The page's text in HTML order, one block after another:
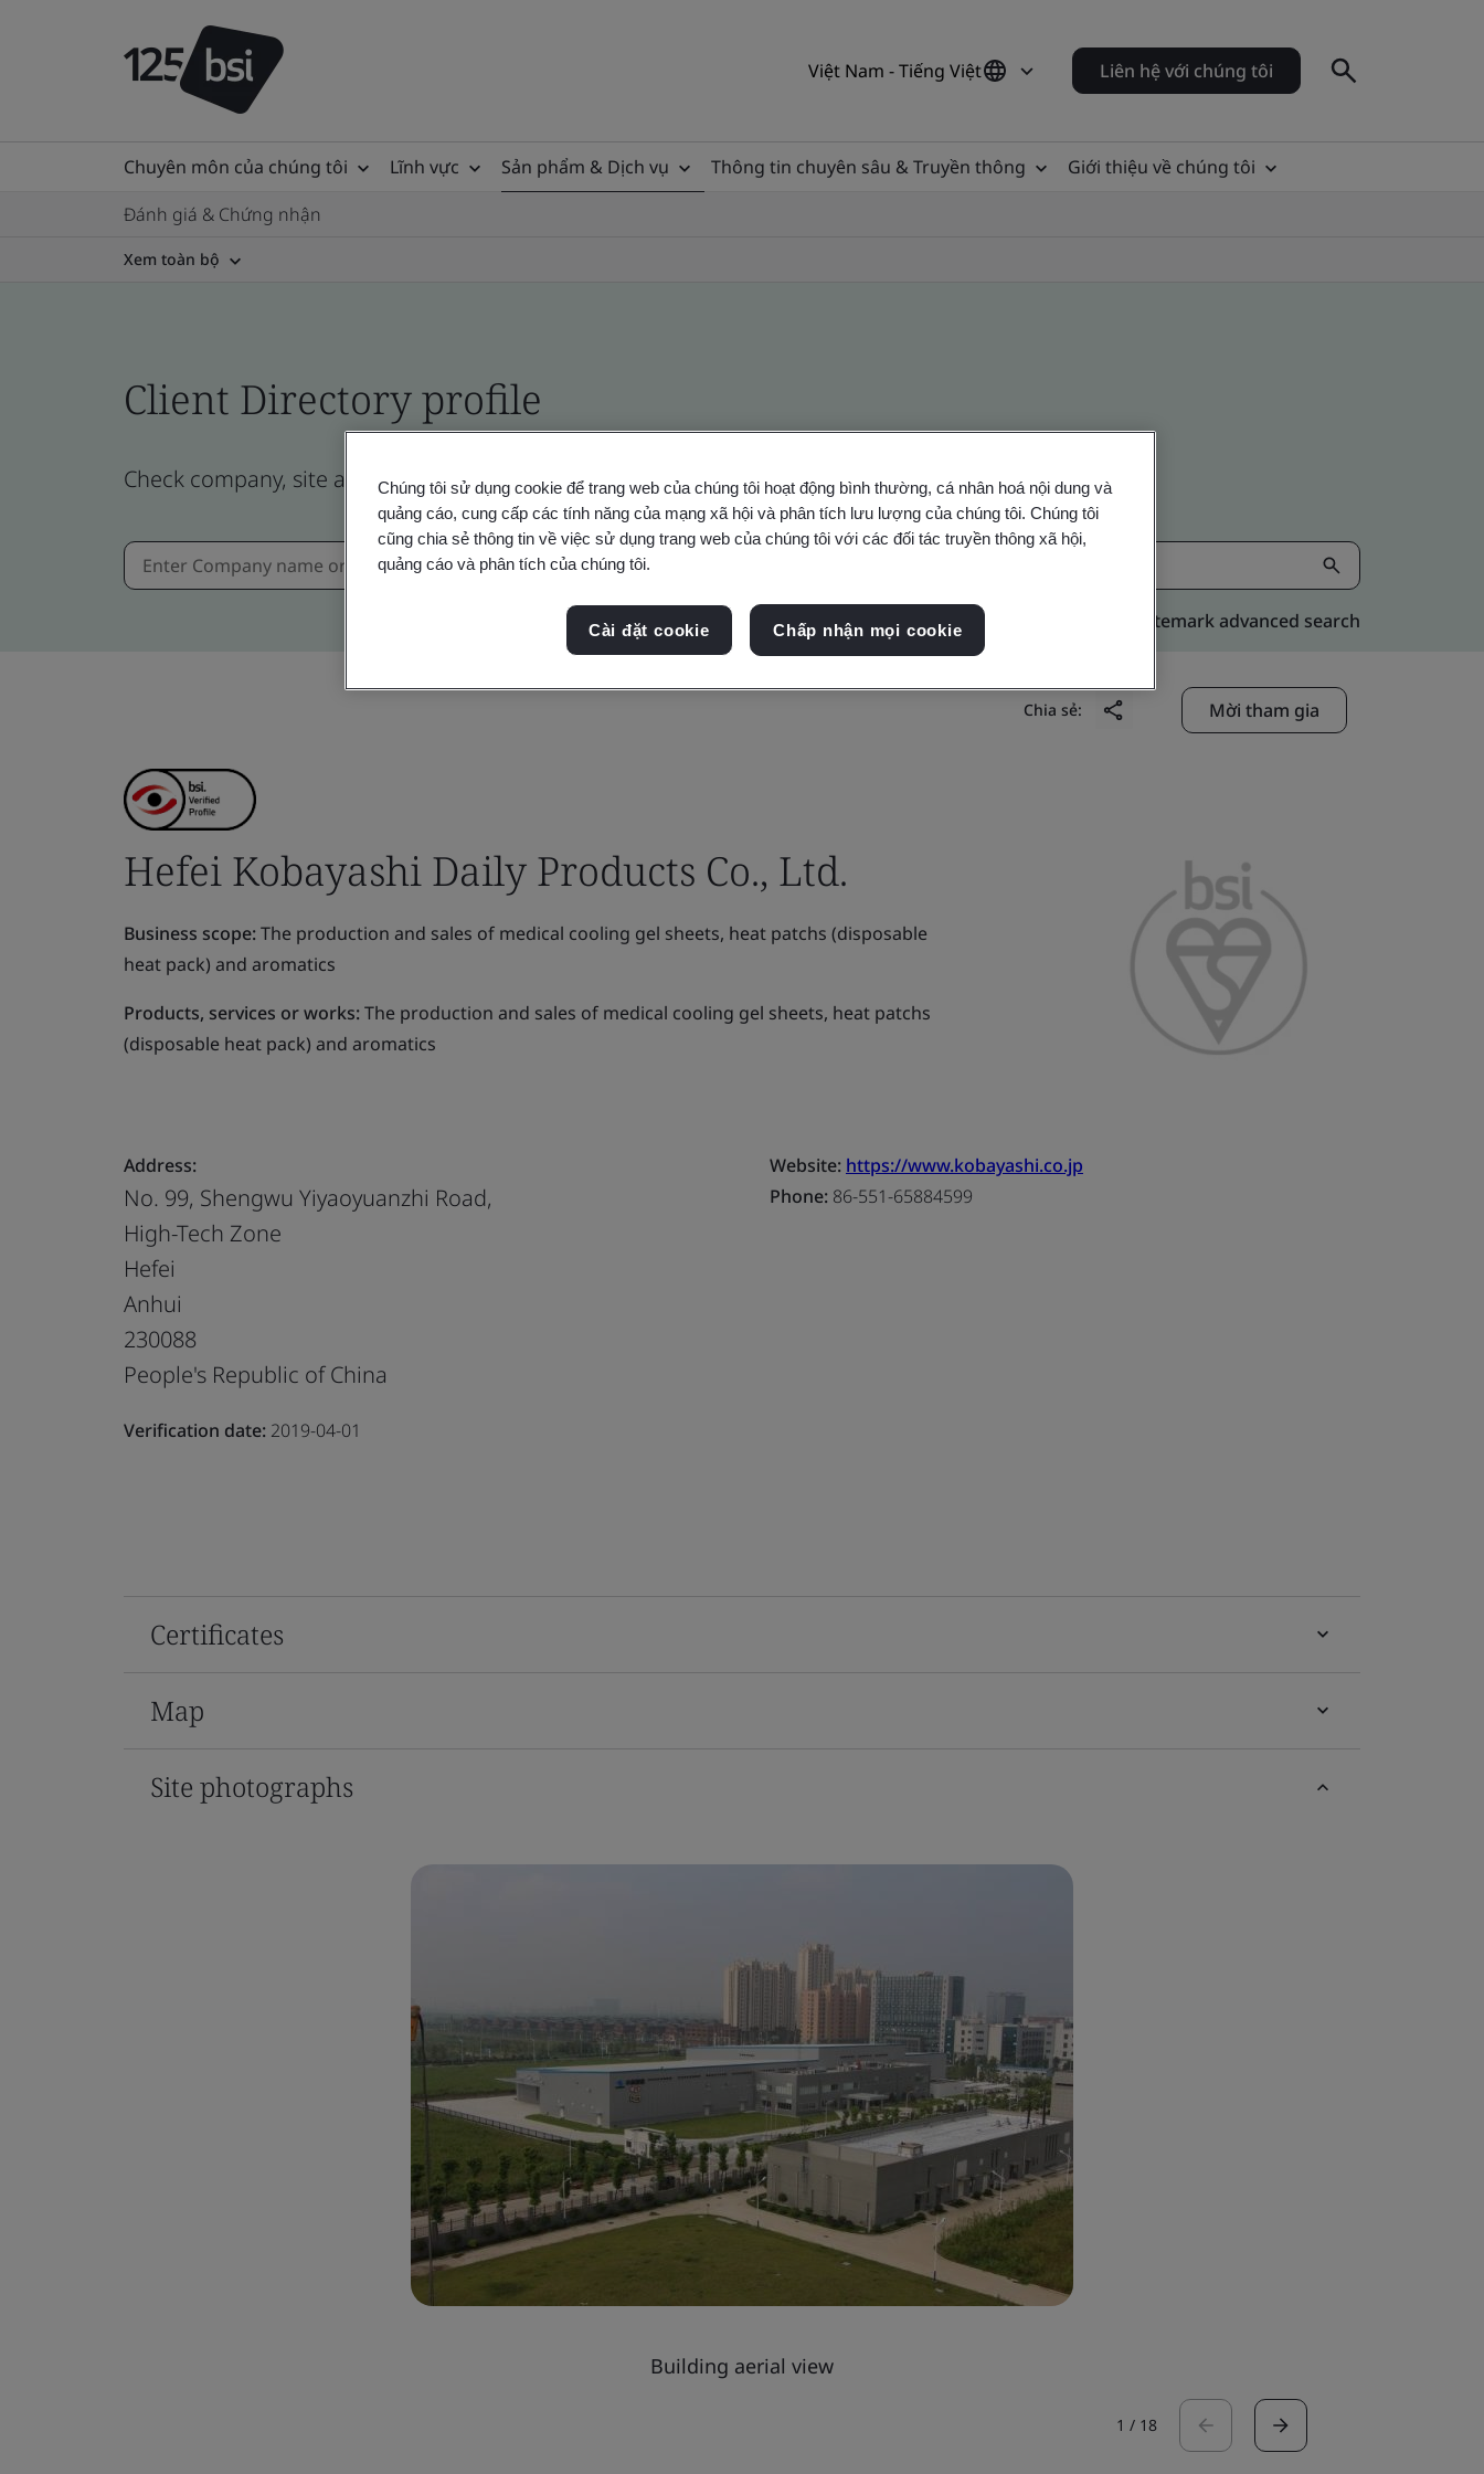
Việt Nam - Tiếng Việt Liên hệ với chúng tôi
Chuyên môn của chúng tôi Lĩnh vực Sản phẩm & Dịch vụ Thông tin chuyên sâu & Truyền thông
Giới thiệu về chúng tôi
Đánh giá & Chứng nhận
Xem toàn bộ
Client Directory profile
Check company, site and product certificates - Validation and Verification
Kitemark advanced search
Chia sẻ: Mời tham gia
Hefei Kobayashi Daily Products Co., Ltd.
Business scope:The production and sales of medical cooling gel sheets, heat patchs (disposable
heat pack) and aromatics
Products, services or works:The production and sales of medical cooling gel sheets, heat patchs
(disposable heat pack) and aromatics
Address:
No. 99, Shengwu Yiyaoyuanzhi Road,
High-Tech Zone
Hefei
Anhui
230088
People's Republic of China
Verification date: 2019-04-01
Website: https://www.kobayashi.co.jp
Phone: 86-551-65884599
Certificates
Map
Site photographs
Building aerial view
1 / 18
Chúng tôi sử dụng cookie để trang web của chúng tôi hoạt động bình thường, cá nhân hoá nội dung và
quảng cáo, cung cấp các tính năng của mạng xã hội và phân tích lưu lượng của chúng tôi. Chúng tôi
cũng chia sẻ thông tin về việc sử dụng trang web của chúng tôi với các đối tác truyền thông xã hội,
quảng cáo và phân tích của chúng tôi.
Cài đặt cookie Chấp nhận mọi cookie